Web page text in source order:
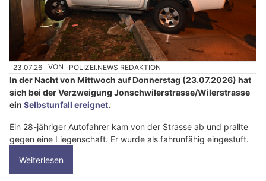
23.07.26 VON POLIZEI.NEWS REDAKTION
In der Nacht von Mittwoch auf Donnerstag (23.07.2026) hat
sich bei der Verzweigung Jonschwilerstrasse/Wilerstrasse
ein Selbstunfall ereignet.
Ein 28-jähriger Autofahrer kam von der Strasse ab und prallte
gegen eine Liegenschaft. Er wurde als fahrunfähig eingestuft.
Weiterlesen